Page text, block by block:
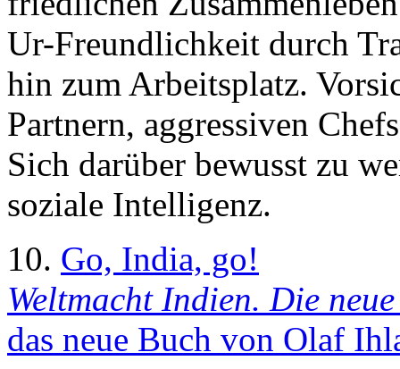
Ur-Freundlichkeit durch
hin zum Arbeitsplatz.
Partnern, aggressiven
Sich darüber bewusst zu
soziale Intelligenz.
10. Go, India, go!
Weltmacht Indien. Die
das neue Buch von Olaf